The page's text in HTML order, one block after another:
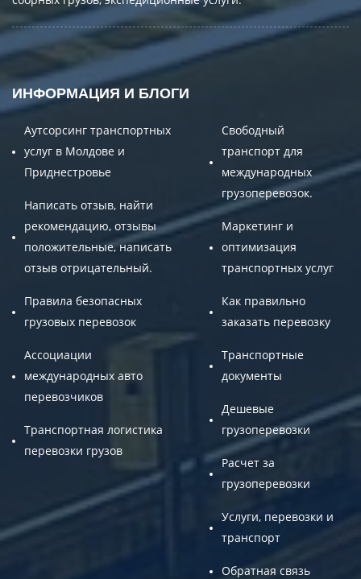
ИНФОРМАЦИЯ И БЛОГИ
Аутсорсинг транспортных
услуг в Молдове и
Приднестровье
Написать отзыв, найти
рекомендацию, отзывы
положительные, написать
отзыв отрицательный.
Правила безопасных
грузовых перевозок
Ассоциации
международных авто
перевозчиков
Транспортная логистика
перевозки грузов
Свободный
транспорт для
международных
грузоперевозок.
Маркетинг и
оптимизация
транспортных услуг
Как правильно
заказать перевозку
Транспортные
документы
Дешевые
грузоперевозки
Расчет за
грузоперевозки
Услуги, перевозки и
транспорт
Обратная связь